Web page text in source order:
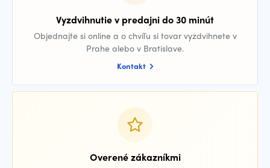
Vyzdvihnutie v predajni do 30 minút
Objednajte si online a o chvíľu si tovar vyzdvihnete v
Prahe alebo v Bratislave.
Kontakt
Overené zákazníkmi